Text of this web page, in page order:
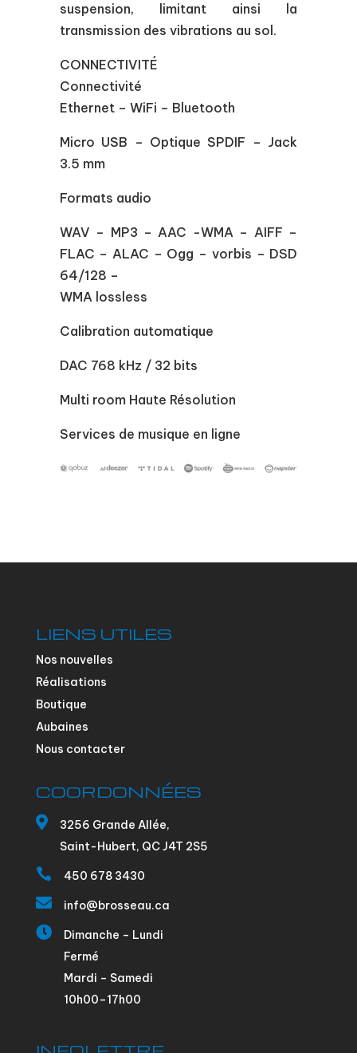
suspension, limitant ainsi la
transmission des vibrations au sol.
CONNECTIVITÉ
Connectivité
Ethernet – WiFi – Bluetooth
Micro USB – Optique SPDIF – Jack
3.5 mm
Formats audio
WAV – MP3 – AAC -WMA – AIFF –
FLAC – ALAC – Ogg – vorbis – DSD
64/128 –
WMA lossless
Calibration automatique
DAC 768 kHz / 32 bits
Multi room Haute Résolution
Services de musique en ligne
LIENS UTILES
Nos nouvelles
Réalisations
Boutique
Aubaines
Nous contacter
COORDONNÉES

3256 Grande Allée,
Saint-Hubert, QC J4T 2S5
 450 678 3430
 info@brosseau.ca

Dimanche – Lundi
Fermé
Mardi – Samedi
10h00–17h00